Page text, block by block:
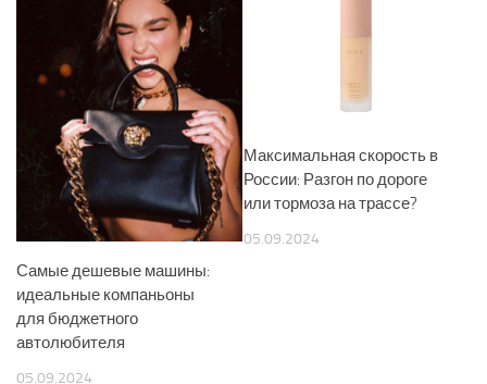
Самые дешевые машины:
идеальные компаньоны
для бюджетного
автолюбителя
05.09.2024
Максимальная скорость в
России: Разгон по дороге
или тормоза на трассе?
05.09.2024